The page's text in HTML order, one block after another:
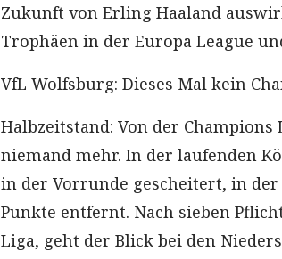
Zukunft von Erling Haaland
Trophäen in der Europa League
VfL Wolfsburg: Dieses Mal kein
Halbzeitstand: Von der
niemand mehr. In der laufenden
in der Vorrunde gescheitert, in
Punkte entfernt. Nach sieben
Liga, geht der Blick bei den